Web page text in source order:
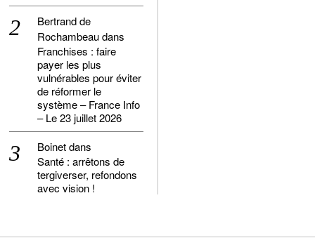
Bertrand de
Rochambeaudans
Franchises : faire
payer les plus
vulnérables pour éviter
de réformer le
système – France Info
– Le 23 juillet 2026
Boinetdans
Santé : arrêtons de
tergiverser, refondons
avec vision !